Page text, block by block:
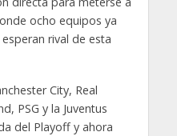
ocho equipos ya
rival de esta
City, Real
PSG y la Juventus
del Playoff y ahora